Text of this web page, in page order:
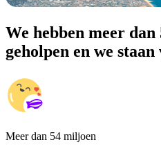
We hebben meer
geholpen en we
Meer dan 54 miljoen